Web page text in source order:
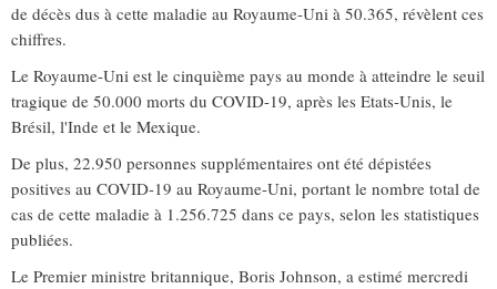
de décès dus à cette maladie au Royaume-Uni à 50.365, révèlent ces
chiffres.
Le Royaume-Uni est le cinquième pays au monde à atteindre le seuil
tragique de 50.000 morts du COVID-19, après les Etats-Unis, le
Brésil, l'Inde et le Mexique.
De plus, 22.950 personnes supplémentaires ont été dépistées
positives au COVID-19 au Royaume-Uni, portant le nombre total de
cas de cette maladie à 1.256.725 dans ce pays, selon les statistiques
publiées.
Le Premier ministre britannique, Boris Johnson, a estimé mercredi